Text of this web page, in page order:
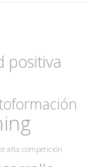
positiva
alta competición